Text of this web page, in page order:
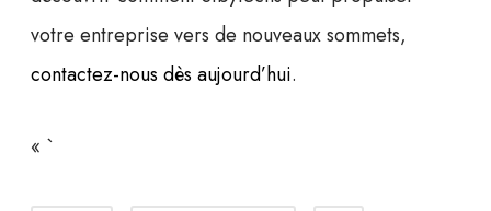
votre entreprise vers de nouveaux sommets,
contactez-nous dès aujourd’hui.
« `